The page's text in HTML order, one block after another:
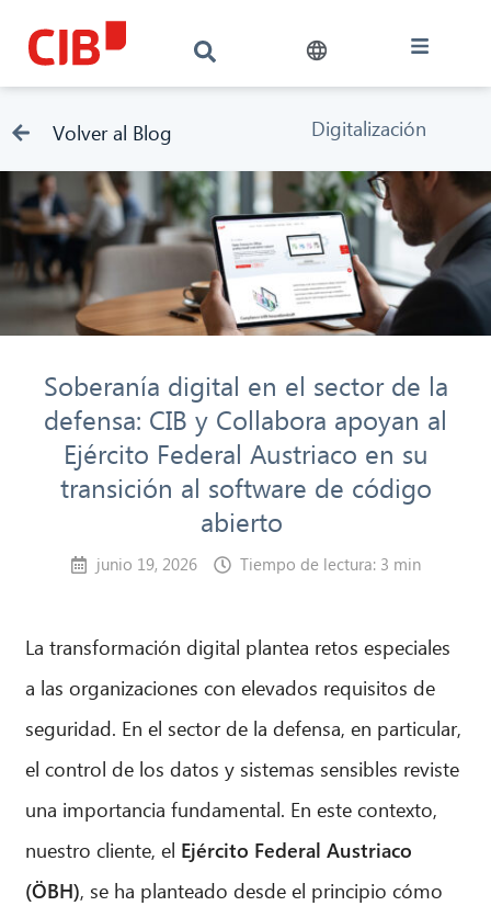
Volver al Blog Digitalización
Soberanía digital en el sector de la
defensa: CIB y Collabora apoyan al
Ejército Federal Austriaco en su
transición al software de código
abierto
junio 19, 2026 Tiempo de lectura: 3 min
La transformación digital plantea retos especiales
a las organizaciones con elevados requisitos de
seguridad. En el sector de la defensa, en particular,
el control de los datos y sistemas sensibles reviste
una importancia fundamental. En este contexto,
nuestro cliente, el Ejército Federal Austriaco
(ÖBH), se ha planteado desde el principio cómo